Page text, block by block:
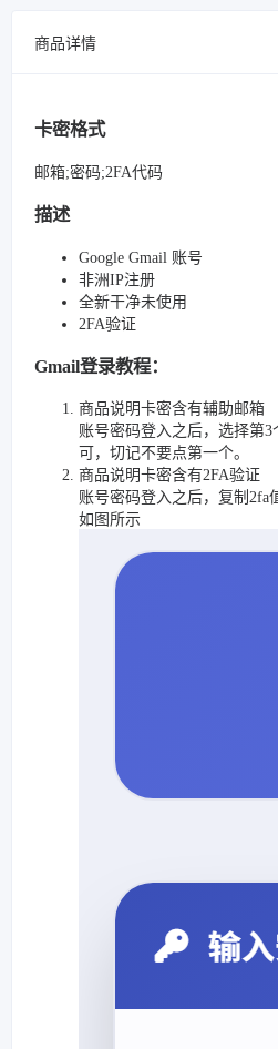
商品详情
卡密格式
邮箱;密码;2FA代码
描述
Google Gmail 账号
非洲IP注册
全新干净未使用
2FA验证
Gmail登录教程：
商品说明卡密含有辅助邮箱
账号密码登入之后，选择第
可，切记不要点第一个。
商品说明卡密含有2FA验证
账号密码登入之后，复制2fa
如图所示